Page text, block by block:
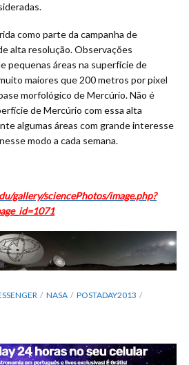
como parte da campanha de
alta resolução. Observações
pequenas áreas na superfície de
maiores que 200 metros por pixel
morfológico de Mercúrio. Não é
de Mercúrio com essa alta
algumas áreas com grande interesse
modo a cada semana.
gallery/sciencePhotos/image.php?
NASA
POSTADAY2013